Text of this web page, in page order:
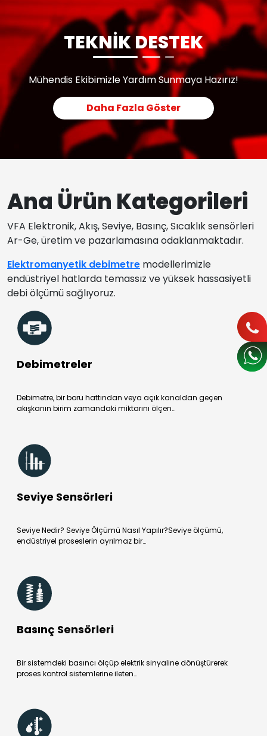
TEKNİK DESTEK
Mühendis Ekibimizle Yardım Sunmaya Hazırız!
Daha Fazla Göster
Ana Ürün Kategorileri
VFA Elektronik, Akış, Seviye, Basınç, Sıcaklık sensörleri
Ar-Ge, üretim ve pazarlamasına odaklanmaktadır.
Elektromanyetik debimetre modellerimizle
endüstriyel hatlarda temassız ve yüksek hassasiyetli
debi ölçümü sağlıyoruz.
Debimetreler
Debimetre, bir boru hattından veya açık kanaldan geçen
akışkanın birim zamandaki miktarını ölçen…
Seviye Sensörleri
Seviye Nedir? Seviye Ölçümü Nasıl Yapılır?Seviye ölçümü,
endüstriyel proseslerin ayrılmaz bir…
Basınç Sensörleri
Bir sistemdeki basıncı ölçüp elektrik sinyaline dönüştürerek
proses kontrol sistemlerine ileten…